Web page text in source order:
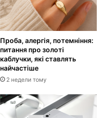
Проба, алергія, потемніння:
питання про золоті
каблучки, які ставлять
найчастіше
2 недели тому